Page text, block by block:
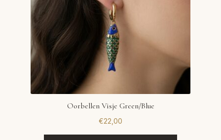
Oorbellen Visje Green/Blue
€22,00